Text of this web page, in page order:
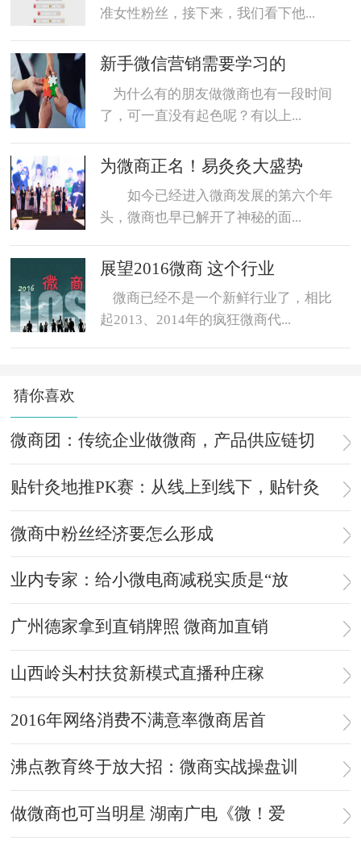
准女性粉丝，接下来，我们看下他...
新手微信营销需要学习的
为什么有的朋友做微商也有一段时间
了，可一直没有起色呢？有以上...
为微商正名！易灸灸大盛势
如今已经进入微商发展的第六个年
头，微商也早已解开了神秘的面...
展望2016微商 这个行业
微商已经不是一个新鲜行业了，相比
起2013、2014年的疯狂微商代...
猜你喜欢
微商团：传统企业做微商，产品供应链切
贴针灸地推PK赛：从线上到线下，贴针灸
微商中粉丝经济要怎么形成
业内专家：给小微电商减税实质是“放
广州德家拿到直销牌照 微商加直销
山西岭头村扶贫新模式直播种庄稼
2016年网络消费不满意率微商居首
沸点教育终于放大招：微商实战操盘训
做微商也可当明星 湖南广电《微！爱